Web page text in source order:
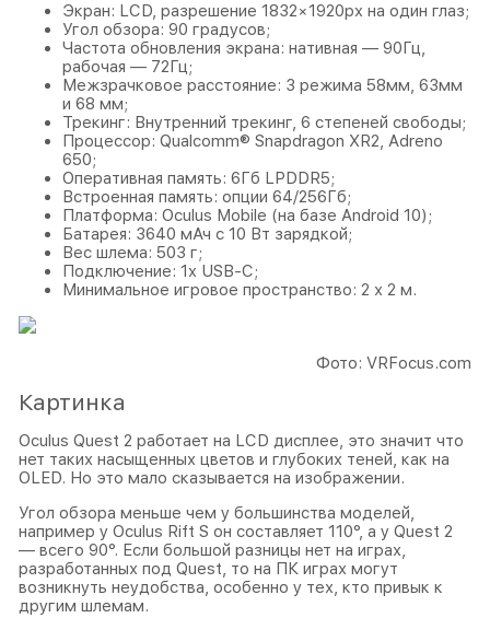
Экран: LCD, разрешение 1832×1920px на один глаз;
Угол обзора: 90 градусов;
Частота обновления экрана: нативная — 90Гц,
рабочая — 72Гц;
Межзрачковое расстояние: 3 режима 58мм, 63мм
и 68 мм;
Трекинг: Внутренний трекинг, 6 степеней свободы;
Процессор: Qualcomm® Snapdragon XR2, Adreno
650;
Оперативная память: 6Гб LPDDR5;
Встроенная память: опции 64/256Гб;
Платформа: Oculus Mobile (на базе Android 10);
Батарея: 3640 мАч с 10 Вт зарядкой;
Вес шлема: 503 г;
Подключение: 1x USB-C;
Минимальное игровое пространство: 2 х 2 м.
Фото: VRFocus.com
Картинка
Oculus Quest 2 работает на LCD дисплее, это значит что
нет таких насыщенных цветов и глубоких теней, как на
OLED. Но это мало сказывается на изображении.
Угол обзора меньше чем у большинства моделей,
например у Oculus Rift S он составляет 110°, а у Quest 2
— всего 90°. Если большой разницы нет на играх,
разработанных под Quest, то на ПК играх могут
возникнуть неудобства, особенно у тех, кто привык к
другим шлемам.